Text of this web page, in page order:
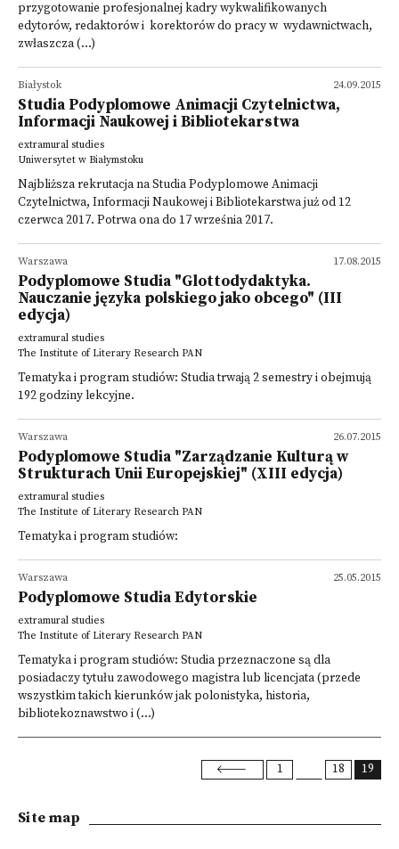
przygotowanie profesjonalnej kadry wykwalifikowanych
edytorów, redaktorów i korektorów do pracy w wydawnictwach,
zwłaszcza (...)
24.09.2015
Białystok
Studia Podyplomowe Animacji Czytelnictwa,
Informacji Naukowej i Bibliotekarstwa
extramural studies
Uniwersytet w Białymstoku
Najbliższa rekrutacja na Studia Podyplomowe Animacji
Czytelnictwa, Informacji Naukowej i Bibliotekarstwa już od 12
czerwca 2017. Potrwa ona do 17 września 2017.
17.08.2015
Warszawa
Podyplomowe Studia "Glottodydaktyka.
Nauczanie języka polskiego jako obcego" (III
edycja)
extramural studies
The Institute of Literary Research PAN
Tematyka i program studiów: Studia trwają 2 semestry i obejmują
192 godziny lekcyjne.
26.07.2015
Warszawa
Podyplomowe Studia "Zarządzanie Kulturą w
Strukturach Unii Europejskiej" (XIII edycja)
extramural studies
The Institute of Literary Research PAN
Tematyka i program studiów:
25.05.2015
Warszawa
Podyplomowe Studia Edytorskie
extramural studies
The Institute of Literary Research PAN
Tematyka i program studiów: Studia przeznaczone są dla
posiadaczy tytułu zawodowego magistra lub licencjata (przede
wszystkim takich kierunków jak polonistyka, historia,
bibliotekoznawstwo i (...)
1 18 19
Site map